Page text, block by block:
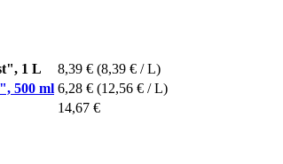
1 L 8,39 € (8,39 € / L)
500 ml 6,28 € (12,56 € / L)
14,67 €